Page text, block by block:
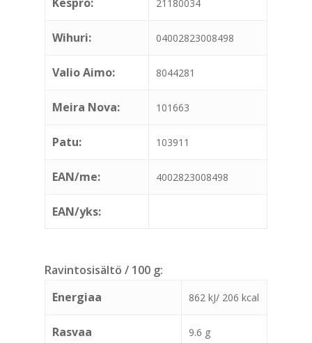
21180034
Wihuri: 04002823008498
Valio Aimo: 8044281
Meira Nova: 101663
Patu: 103911
EAN/me: 4002823008498
EAN/yks:
Ravintosisältö / 100 g:
Energiaa
862 kJ/ 206 kcal
Rasvaa 9.6 g